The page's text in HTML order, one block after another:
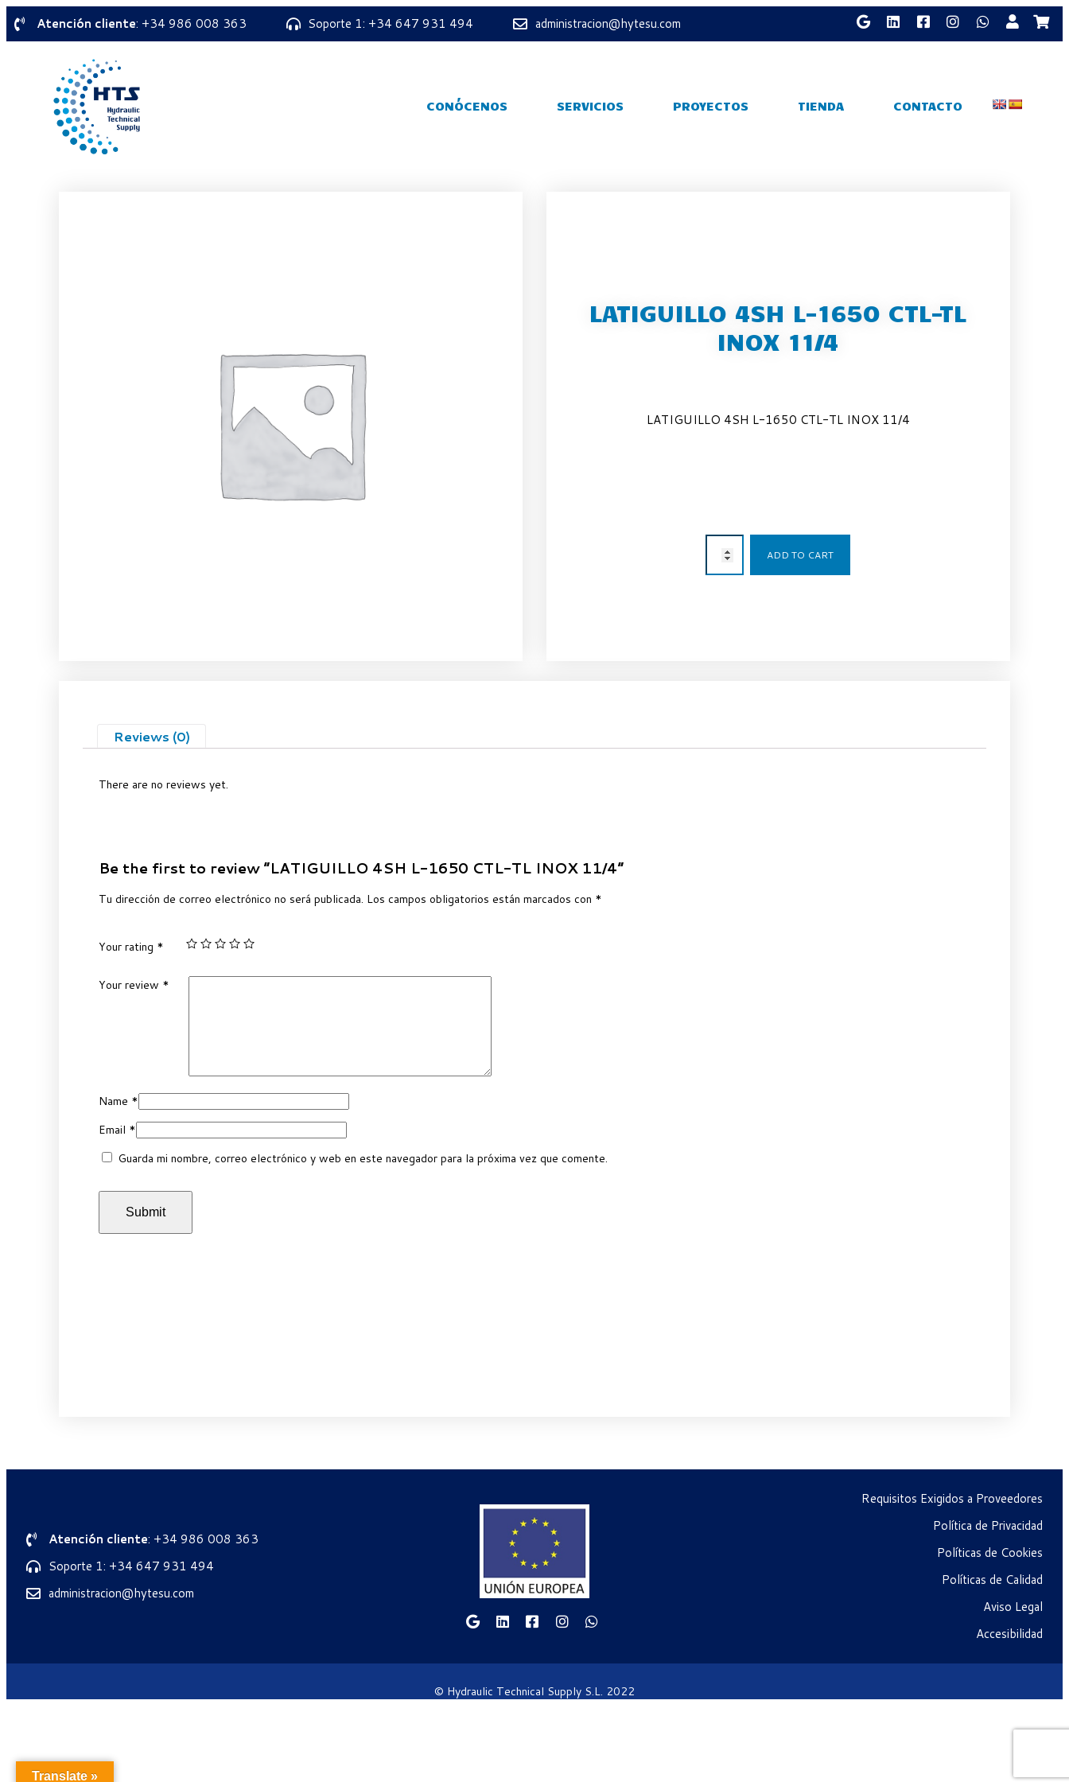
Atención cliente: +34 986 008 363 Soporte 1: +34 647 931 494 administracion@hytesu.com
CONÓCENOS SERVICIOS PROYECTOS TIENDA CONTACTO
LATIGUILLO 4SH L-1650 CTL-TL
INOX 11/4
LATIGUILLO 4SH L-1650 CTL-TL INOX 11/4
ADD TO CART
Reviews (0)
There are no reviews yet.
Be the first to review “LATIGUILLO 4SH L-1650 CTL-TL INOX 11/4”
Tu dirección de correo electrónico no será publicada. Los campos obligatorios están marcados con *
Your rating *
Your review *
Name *
Email *
Guarda mi nombre, correo electrónico y web en este navegador para la próxima vez que comente.
Atención cliente: +34 986 008 363
Soporte 1: +34 647 931 494
administracion@hytesu.com
Requisitos Exigidos a Proveedores
Política de Privacidad
Políticas de Cookies
Políticas de Calidad
Aviso Legal
Accesibilidad
© Hydraulic Technical Supply S.L. 2022
Translate »